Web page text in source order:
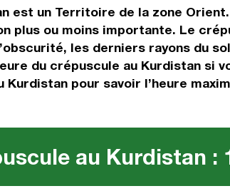
est un Territoire de la zone
plus ou moins importante. Le
les derniers rayons du
du crépuscule au Kurdistan si
pour savoir l’heure
au Kurdistan :